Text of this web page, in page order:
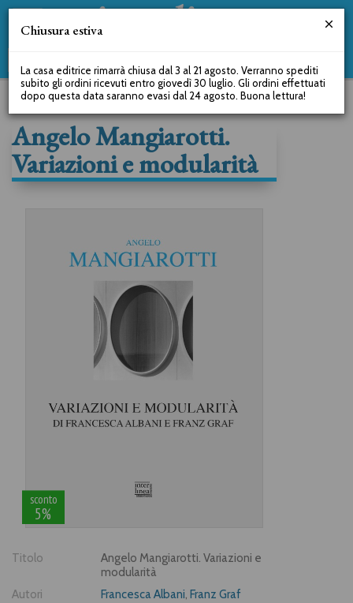
Angelo Mangiarotti.
Variazioni e modularità
sconto
5%
Titolo
Angelo Mangiarotti. Variazioni e
modularità
Autori
Francesca Albani, Franz Graf
Chiusura estiva
La casa editrice rimarrà chiusa dal 3 al 21 agosto. Verranno spediti
subito gli ordini ricevuti entro giovedì 30 luglio. Gli ordini effettuati
dopo questa data saranno evasi dal 24 agosto. Buona lettura!